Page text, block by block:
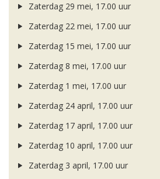
Zaterdag 29 mei, 17.00 uur
Zaterdag 22 mei, 17.00 uur
Zaterdag 15 mei, 17.00 uur
Zaterdag 8 mei, 17.00 uur
Zaterdag 1 mei, 17.00 uur
Zaterdag 24 april, 17.00 uur
Zaterdag 17 april, 17.00 uur
Zaterdag 10 april, 17.00 uur
Zaterdag 3 april, 17.00 uur